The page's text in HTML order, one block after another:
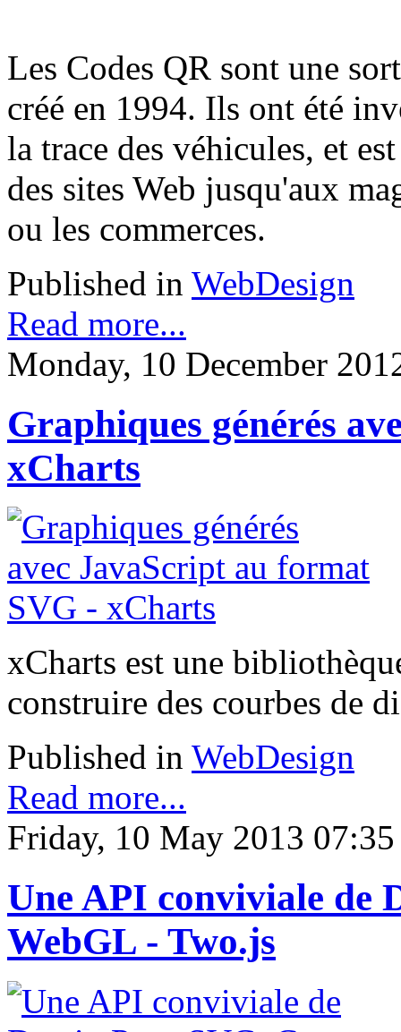
Les Codes QR sont une
créé en 1994. Ils ont été
la trace des véhicules, et
des sites Web jusqu'aux
ou les commerces.
Published in WebDesign
Read more...
Monday, 10 December
Graphiques générés
xCharts
xCharts est une
construire des courbes de
Published in WebDesign
Read more...
Friday, 10 May 2013 07:35
Une API conviviale de
WebGL - Two.js